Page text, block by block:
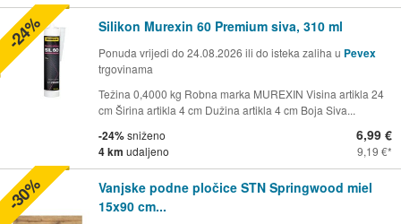
Silikon Murexin 60 Premium siva, 310 ml
Ponuda vrijedi do 24.08.2026 ili do isteka zaliha u Pevex
trgovinama
Težina 0,4000 kg Robna marka MUREXIN Visina artikla 24
cm Širina artikla 4 cm Dužina artikla 4 cm Boja Siva...
-24%sniženo
4 km udaljeno
6,99 €
9,19 €
-24%
Vanjske podne pločice STN Springwood miel
15x90 cm...
-30%